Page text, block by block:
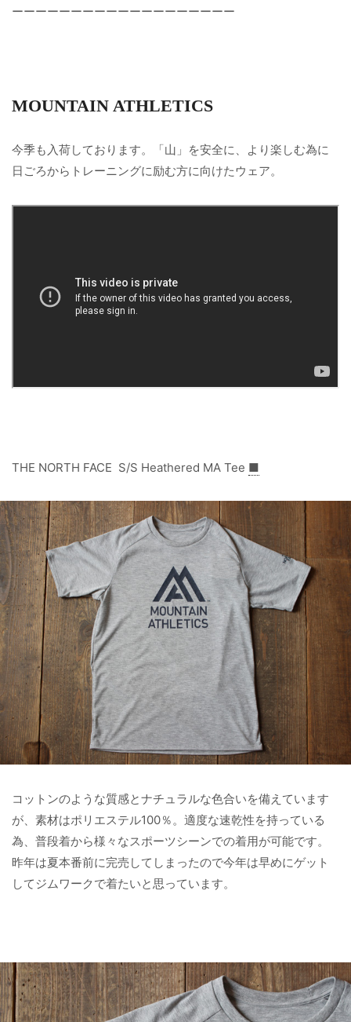
ーーーーーーーーーーーーーーーーーーー
MOUNTAIN ATHLETICS
今季も入荷しております。「山」を安全に、より楽しむ為に
日ごろからトレーニングに励む方に向けたウェア。
THE NORTH FACE S/S Heathered MA Tee ■
コットンのような質感とナチュラルな色合いを備えています
が、素材はポリエステル100％。適度な速乾性を持っている
為、普段着から様々なスポーツシーンでの着用が可能です。
昨年は夏本番前に完売してしまったので今年は早めにゲット
してジムワークで着たいと思っています。